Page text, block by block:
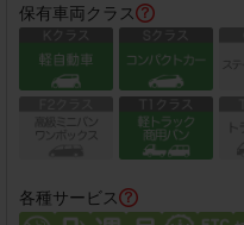
保有車両クラス
各種サービス